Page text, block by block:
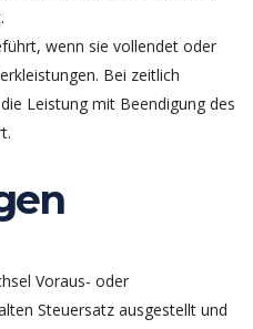
wenn sie vollendet oder
Bei zeitlich
Leistung mit Beendigung des
Voraus- oder
Steuersatz ausgestellt und